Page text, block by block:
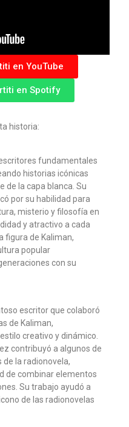
en YouTube
en Spotify
historia:
fundamentales
historias icónicas
de la capa blanca. Su
por su habilidad para
misterio y filosofía en
y atractivo a cada
figura de Kaliman,
popular
con su
escritor que colaboró
de Kaliman,
creativo y dinámico.
contribuyó a algunos de
de la radionovela,
de combinar elementos
Su trabajo ayudó a
de las radionovelas